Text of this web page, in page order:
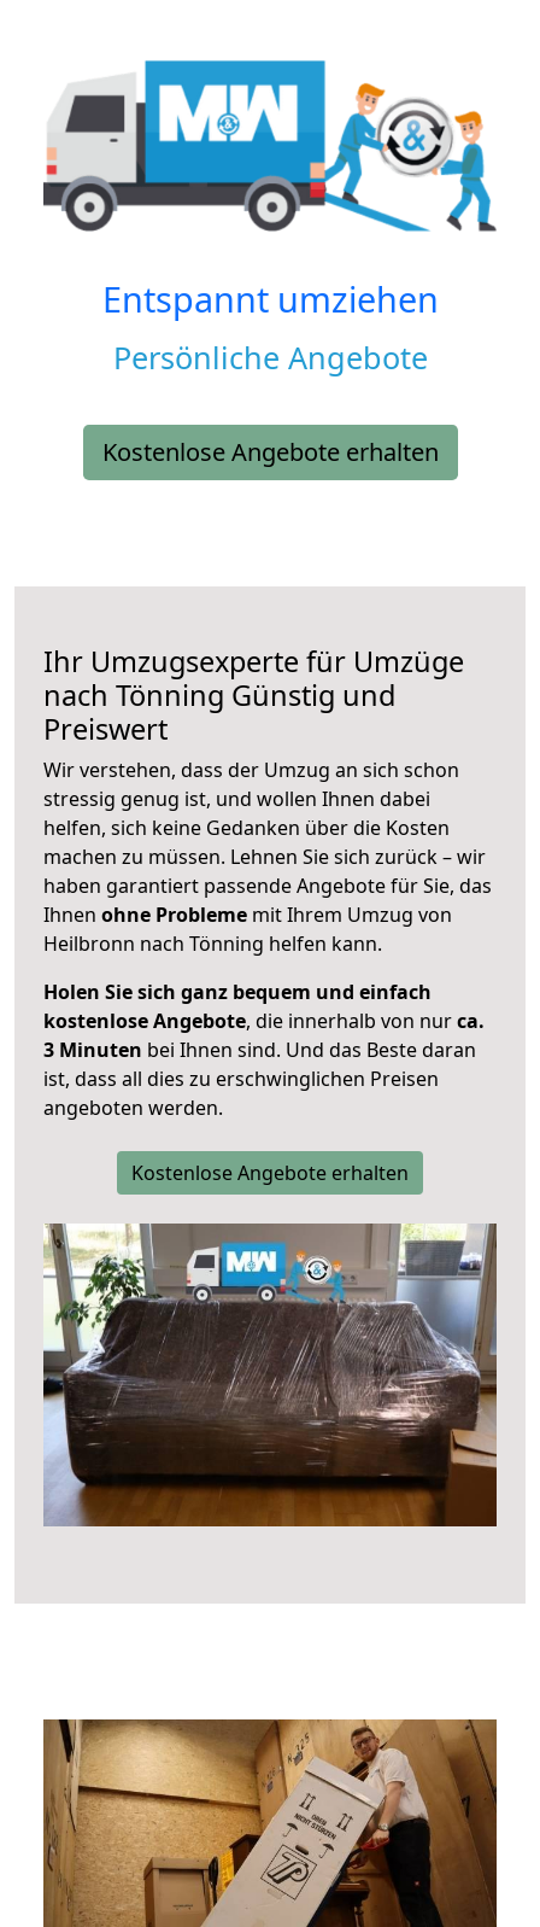
Entspannt umziehen
Persönliche Angebote
Kostenlose Angebote erhalten
Ihr Umzugsexperte für Umzüge
nach Tönning Günstig und
Preiswert
Wir verstehen, dass der Umzug an sich schon
stressig genug ist, und wollen Ihnen dabei
helfen, sich keine Gedanken über die Kosten
machen zu müssen. Lehnen Sie sich zurück – wir
haben garantiert passende Angebote für Sie, das
Ihnen ohne Probleme mit Ihrem Umzug von
Heilbronn nach Tönning helfen kann.
Holen Sie sich ganz bequem und einfach
kostenlose Angebote, die innerhalb von nurca.
3 Minuten bei Ihnen sind. Und das Beste daran
ist, dass all dies zu erschwinglichen Preisen
angeboten werden.
Kostenlose Angebote erhalten